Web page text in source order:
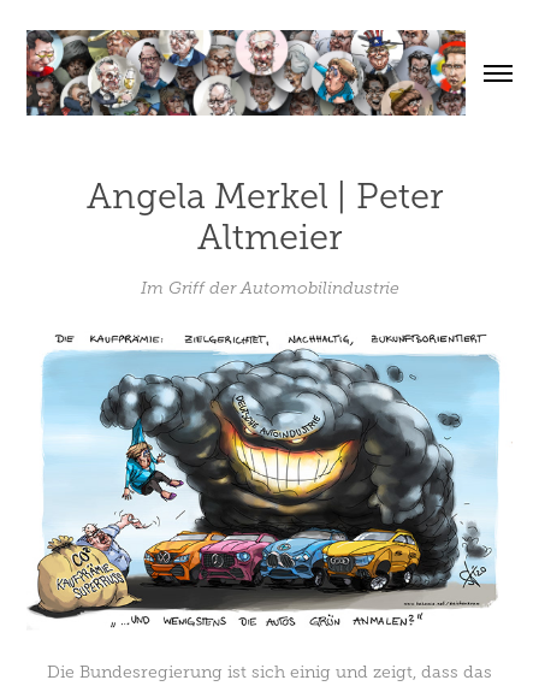
Angela Merkel | Peter
Altmeier
Im Griff der Automobilindustrie
Die Bundesregierung ist sich einig und zeigt, dass das